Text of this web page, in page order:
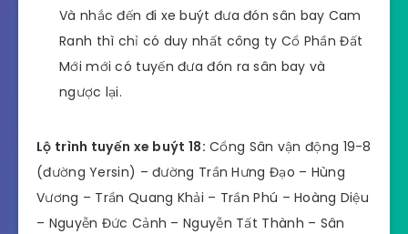
Và nhắc đến đi xe buýt đưa đón sân bay Cam
Ranh thì chỉ có duy nhất công ty Cổ Phần Đất
Mới mới có tuyến đưa đón ra sân bay và
ngược lại.
Lộ trình tuyến xe buýt 18: Cổng Sân vận động 19-8
(đường Yersin) – đường Trần Hưng Đạo – Hùng
Vương – Trần Quang Khải – Trần Phú – Hoàng Diệu
– Nguyễn Đức Cảnh – Nguyễn Tất Thành – Sân